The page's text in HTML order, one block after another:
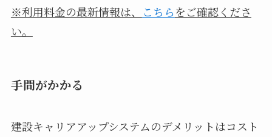
※利用料金の最新情報は、 こちらをご確認くださ
い。
手間がかかる
建設キャリアアップシステムのデメリットはコスト